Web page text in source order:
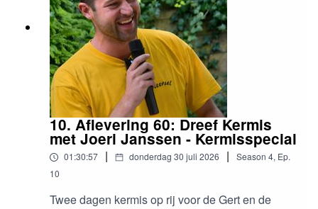
10. Aflevering 60: Dreef Kermis
met Joeri Janssen - Kermisspecial
01:30:57 | donderdag 30 juli 2026 | Season 4, Ep.
10
Twee dagen kermis op rij voor de Gert en de